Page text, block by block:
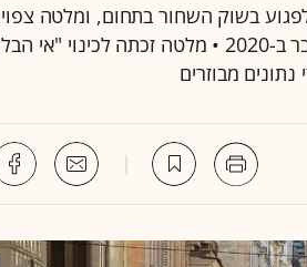
בשוק השחור בתחום, ומלטה
הראשונה בעולם להשתמש בה בשוק השכירות למגורים, כבר ב-2020 •
מבוזרים